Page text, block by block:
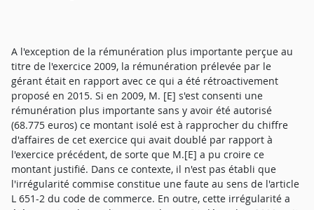
A l'exception de la rémunération plus importante perçue au
titre de l'exercice 2009, la rémunération prélevée par le
gérant était en rapport avec ce qui a été rétroactivement
proposé en 2015. Si en 2009, M. [E] s'est consenti une
rémunération plus importante sans y avoir été autorisé
(68.775 euros) ce montant isolé est à rapprocher du chiffre
d'affaires de cet exercice qui avait doublé par rapport à
l'exercice précédent, de sorte que M.[E] a pu croire ce
montant justifié. Dans ce contexte, il n'est pas établi que
l'irrégularité commise constitue une faute au sens de l'article
L 651-2 du code de commerce. En outre, cette irrégularité a